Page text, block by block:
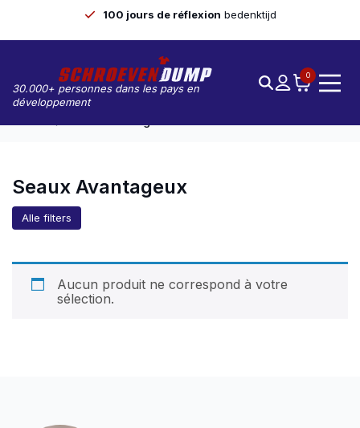
100 jours de réflexion bedenktijd
30.000+ personnes dans les pays en
développement
0
Seaux Avantageux
Alle filters
Aucun produit ne correspond à votre
sélection.